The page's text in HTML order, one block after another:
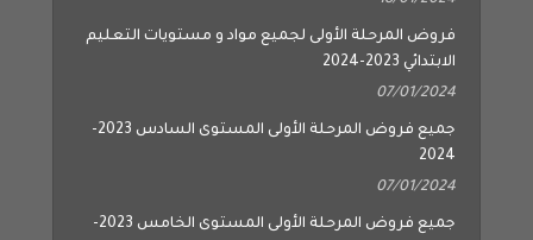
فروض المرحلة الأولى لجميع مواد و مستويات التعليم
الابتدائي 2023-2024
07/01/2024
جميع فروض المرحلة الأولى المستوى السادس 2023-
2024
07/01/2024
جميع فروض المرحلة الأولى المستوى الخامس 2023-